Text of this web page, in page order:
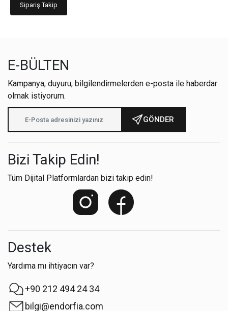
Sipariş Takip
E-BÜLTEN
Kampanya, duyuru, bilgilendirmelerden e-posta ile haberdar
olmak istiyorum.
GÖNDER
Bizi Takip Edin!
Tüm Dijital Platformlardan bizi takip edin!
Destek
Yardıma mı ihtiyacın var?
+90 212 494 24 34
bilgi@endorfia.com